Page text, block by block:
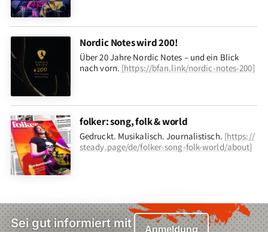
Nordic Notes wird 200!
Über 20 Jahre Nordic Notes – und ein Blick
nach vorn. [https://bfan.link/nordic-notes-200]
folker: song, folk & world
Gedruckt. Musikalisch. Journalistisch. [https://
steady.page/de/folker-song-folk-world/about]
Sei gut informiert mit
Anmeldung